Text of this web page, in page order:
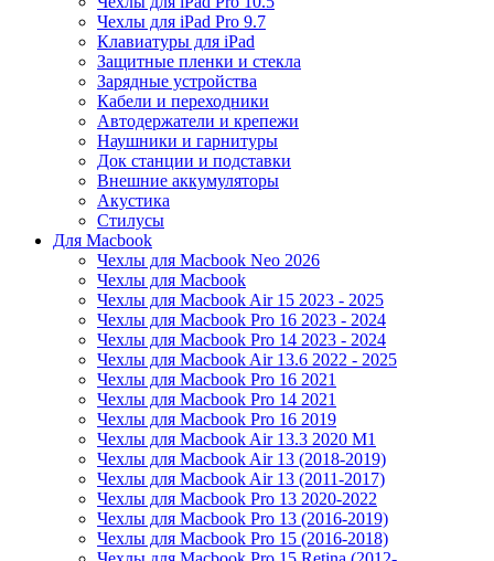
Чехлы для iPad Pro 9.7
Клавиатуры для iPad
Защитные пленки и стекла
Зарядные устройства
Кабели и переходники
Автодержатели и крепежи
Наушники и гарнитуры
Док станции и подставки
Внешние аккумуляторы
Акустика
Стилусы
Для Macbook
Чехлы для Macbook Neo 2026
Чехлы для Macbook
Чехлы для Macbook Air 15 2023 - 2025
Чехлы для Macbook Pro 16 2023 - 2024
Чехлы для Macbook Pro 14 2023 - 2024
Чехлы для Macbook Air 13.6 2022 - 2025
Чехлы для Macbook Pro 16 2021
Чехлы для Macbook Pro 14 2021
Чехлы для Macbook Pro 16 2019
Чехлы для Macbook Air 13.3 2020 M1
Чехлы для Macbook Air 13 (2018-2019)
Чехлы для Macbook Air 13 (2011-2017)
Чехлы для Macbook Pro 13 2020-2022
Чехлы для Macbook Pro 13 (2016-2019)
Чехлы для Macbook Pro 15 (2016-2018)